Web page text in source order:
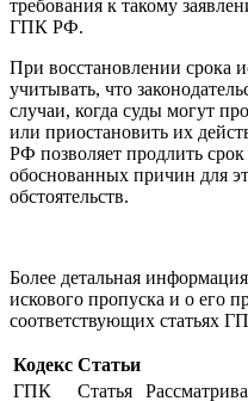
требования к такому
ГПК РФ.
При восстановлении срока
учитывать, что
случаи, когда суды могут
или приостановить их
РФ позволяет продлить
обоснованных причин для
обстоятельств.
Более детальная
искового пропуска и о его
соответствующих статьях
Кодекс Статьи
ГПК
Статья